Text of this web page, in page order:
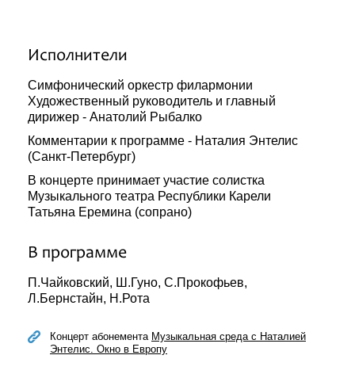
Исполнители
Симфонический оркестр филармонии
Художественный руководитель и главный
дирижер - Анатолий Рыбалко
Комментарии к программе - Наталия Энтелис
(Санкт-Петербург)
В концерте принимает участие солистка
Музыкального театра Республики Карели
Татьяна Еремина (сопрано)
В программе
П.Чайковский, Ш.Гуно, С.Прокофьев,
Л.Бернстайн, Н.Рота
Концерт абонемента Музыкальная среда с Наталией
Энтелис. Окно в Европу